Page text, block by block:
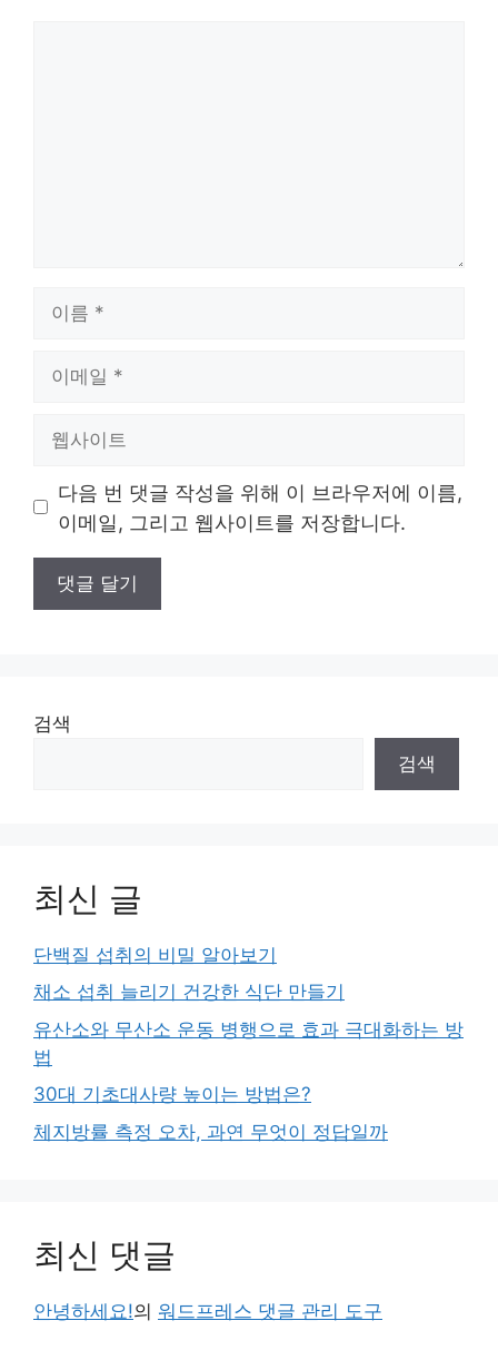
트
다음 번 댓글 작성을 위해 이 브라우저에 이름,
이메일, 그리고 웹사이트를 저장합니다.
검색
검색
최신 글
단백질 섭취의 비밀 알아보기
채소 섭취 늘리기 건강한 식단 만들기
유산소와 무산소 운동 병행으로 효과 극대화하는 방
법
30대 기초대사량 높이는 방법은?
체지방률 측정 오차, 과연 무엇이 정답일까
최신 댓글
안녕하세요!의 워드프레스 댓글 관리 도구